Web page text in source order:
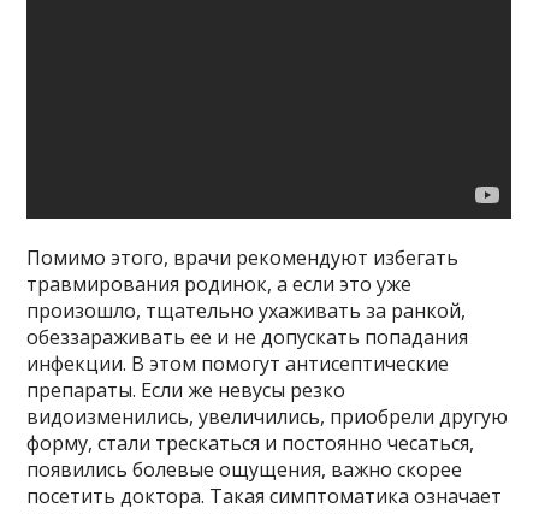
Помимо этого, врачи рекомендуют избегать
травмирования родинок, а если это уже
произошло, тщательно ухаживать за ранкой,
обеззараживать ее и не допускать попадания
инфекции. В этом помогут антисептические
препараты. Если же невусы резко
видоизменились, увеличились, приобрели другую
форму, стали трескаться и постоянно чесаться,
появились болевые ощущения, важно скорее
посетить доктора. Такая симптоматика означает